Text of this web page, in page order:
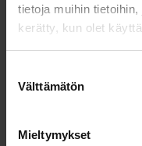
tietoja muihin
kerätty, kun olet
valinta
Välttämätön
Mieltymykset
Ringorm
Her på siden kan